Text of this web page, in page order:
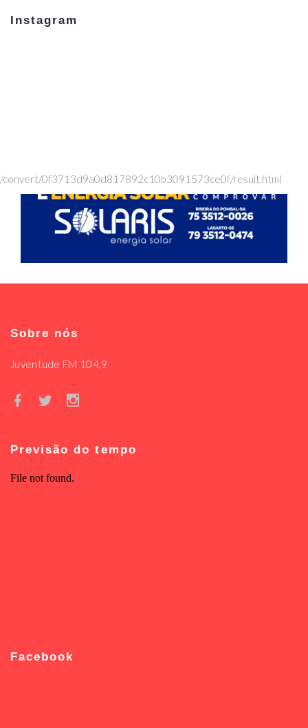
Instagram
/convert/0f3713d9a0d817892c10b3091573ce0f/result.html
Sobre nós
Juventude FM 104,9
Previsão do tempo
Facebook